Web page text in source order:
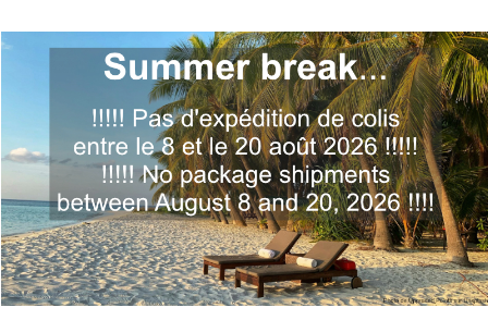
Bénilde Foko, Hong-Anh Vo, Sébastien Le Calvez,
Emilienne Chouadossi, Emma Lamadji, Eva
Hakapoka, Mike Louvila, Boris Tchango, Frédéric
Marchal, Sega Seck, Laurent Locuratolo, Mario
Cimenti, Amen Viana, Philippe Lafon, Mourchid
Baco, William Galison, Clara Sallago, Ritz
Andrianasolo, Sidney, Stéphanie Akoa Mva,
Ángela Cervantes, David Donatien, Eric Durand,
Osvaldo Hernandez, Rémi Amblard, Nicolas Noël,
Dondieu Divin, Elvis Mégné, Andy Lyden, Harold
Camus, Jean-Jacques Elangué, Kayou Roots,